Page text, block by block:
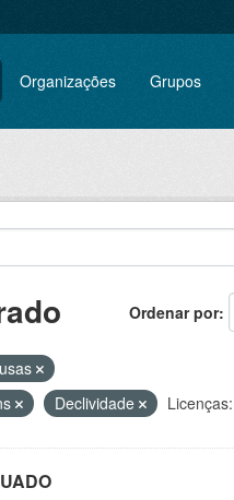
Organizações Grupos
Ordenar por
Declividade Licenças: